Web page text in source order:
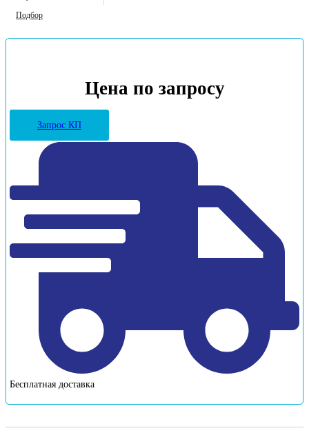
Подбор
Цена по запросу
Запрос КП
Бесплатная доставка